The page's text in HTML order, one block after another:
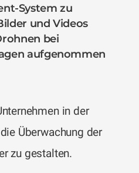
System zu
und Videos
bei
aufgenommen
in der
Überwachung der
zu gestalten.